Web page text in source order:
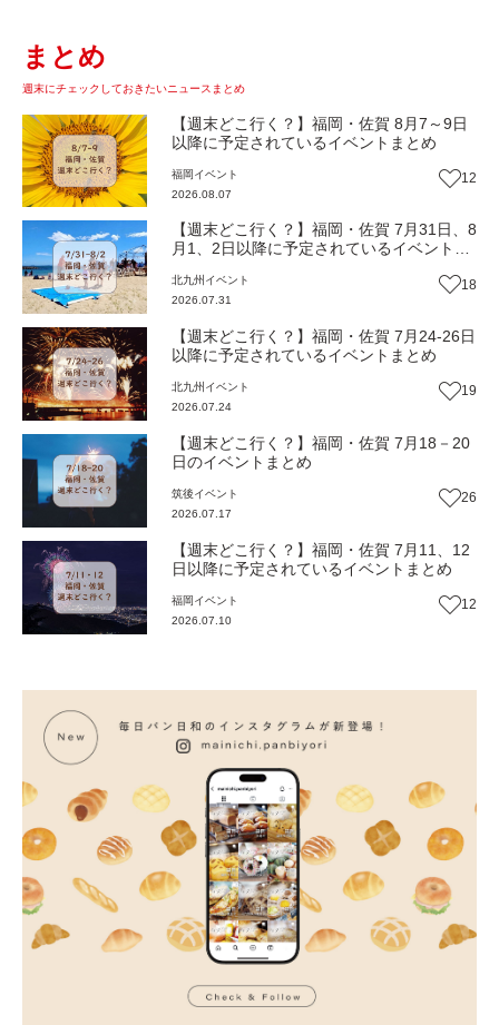
まとめ
週末にチェックしておきたいニュースまとめ
【週末どこ行く？】福岡・佐賀 8月7～9日
以降に予定されているイベントまとめ
福岡 イベント
2026.08.07
12
【週末どこ行く？】福岡・佐賀 7月31日、8
月1、2日以降に予定されているイベントま
北九州 イベント
2026.07.31
18
【週末どこ行く？】福岡・佐賀 7月24-26日
以降に予定されているイベントまとめ
北九州 イベント
2026.07.24
19
【週末どこ行く？】福岡・佐賀 7月18－20
日のイベントまとめ
筑後イベント
2026.07.17
26
【週末どこ行く？】福岡・佐賀 7月11、12
日以降に予定されているイベントまとめ
福岡 イベント
2026.07.10
12